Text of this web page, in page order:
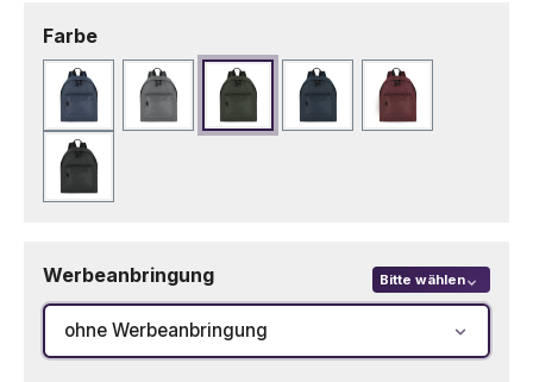
Farbeauswählen
Blau Grau Marineblau
Rot
Werbeanbringung Bitte wählen
ohne Werbeanbringung